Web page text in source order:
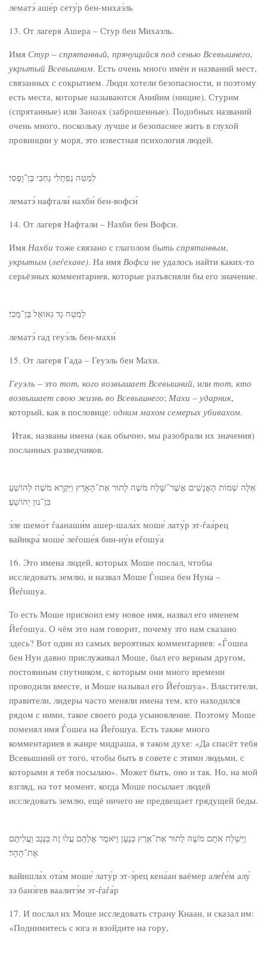
лематэ́ аше́р сету́р бен-михаэ́ль
13. От лагеря Ашера – Стур бен Михаэль.
Имя Стур – спрятанный, прячущийся под сенью Всевышнего,
укрытый Всевышним. Есть очень много имён и названий мест,
связанных с сокрытием. Люди хотели безопасности, и поэтому
есть места, которые называются Анийим (нищие), Стурим
(спрятанные) или Заноах (заброшенные). Подобных названий
очень много, поскольку лучше и безопаснее жить в глухой
провинции у моря, это известная психология людей.
לְמַטֵּה נַפְתָּלִי נַחְבִּי בֶּן־וָפְסִי׃
лематэ́ нафтали́ нахби́ бен-вофси́
14. От лагеря Нафтали – Нахби бен Вофси.
Имя Нахби тоже связано с глаголом быть спрятанным,
укрытым (леѓехаве). На имя Вофси не удалось найти каких-то
серьёзных комментариев, которые разъясняли бы его значение.
לְמַטֵּה גָד גְּאוּאֵל בֶּן־מָכִי׃
лематэ́ гад геуэ́ль бен-махи́
15. От лагеря Гада – Геуэль бен Махи.
Геуэль – это тот, кого возвышает Всевышний, или тот, кто
возвышает свою жизнь во Всевышнего; Махи – ударник,
который, как в пословице: одним махом семерых убивахом.
Итак, названы имена (как обычно, мы разобрали их значения)
посланных разведчиков.
אֵלֶּה שְׁמוֹת הָאֲנָשִׁים אֲשֶׁר־שָׁלַח מֹשֶׁה לָתוּר אֶת־הָאָרֶץ וַיִּקְרָא מֹשֶׁה לְהוֹשֵׁעַ
בִּן־נוּן יְהוֹשֻׁעַ׃
э́ле шемо́т ѓаанаши́м ашер-шала́х моше́ лату́р эт-ѓаа́рец
вайикра́ моше́ леѓоше́я бин-ну́н еѓошу́а
16. Это имена людей, которых Моше послал, чтобы
исследовать землю, и назвал Моше Ѓошеа бен Нуна –
Йеѓошуа.
То есть Моше присвоил ему новое имя, назвал его именем
Йеѓошуа. О чём это нам говорит, почему это нам сказано
здесь? Вот один из самых вероятных комментариев: «Ѓошеа
бен Нун давно прислуживал Моше, был его верным другом,
постоянным спутником, с которым они много времени
проводили вместе, и Моше называл его Йеѓошуа». Властители,
правители, лидеры часто меняли имена тем, кто находился
рядом с ними, такое своего рода усыновление. Поэтому Моше
поменял имя Ѓошеа на Йеѓошуа. Есть также много
комментариев в жанре мидраша, в таком духе: «Да спасёт тебя
Всевышний от того, чтобы быть в совете с этими людьми, с
которыми я тебя посылаю». Может быть, оно и так. Но, на мой
взгляд, на тот момент, когда Моше посылает людей
исследовать землю, ещё ничего не предвещает грядущей беды.
וַיִּשְׁלַח אֹתָם מֹשֶׁה לָתוּר אֶת־אֶרֶץ כְּנָעַן וַיֹּאמֶר אֲלֵהֶם עֲלוּ זֶה בַּנֶּגֶב וַעֲלִיתֶם
אֶת־הָהָר׃
вайишла́х ота́м моше́ лату́р эт-э́рец кена́ан ваёмер алеѓе́м алу́
зэ банэ́гев ваалитэ́м эт-ѓаѓа́р
17. И послал их Моше исследовать страну Кнаан, и сказал им:
«Поднимитесь с юга и взойдите на гору,